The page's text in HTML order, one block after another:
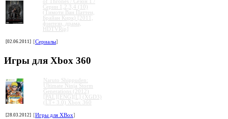
Серии 1,2,3,4 (10)
(Тимоти Ван Паттен,
Брайан Кирк) [2011,
фэнтези, драма,
HDTVRip]
[02.06.2011] [Сериалы]
Игры для Xbox 360
Naruto Shippuden:
Ultimate Ninja Storm
Generations (2012)
[PAL][ENG][L] (XGD3)
(LT+ 3.0) Xbox 360
[28.03.2012] [Игры для XBox]